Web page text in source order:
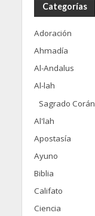
Categorías
Adoración
Ahmadía
Al-Andalus
Al-lah
Sagrado Corán
Al'lah
Apostasía
Ayuno
Biblia
Califato
Ciencia